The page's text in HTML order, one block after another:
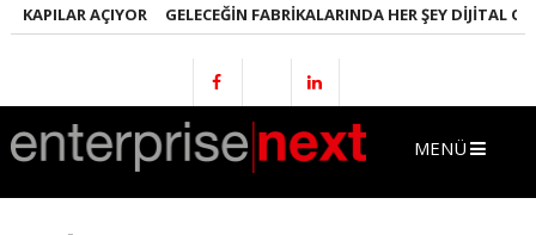
AÇIYOR GELECEĞIN FABRIKALARINDA HER ŞEY DIJITAL
MENÜ